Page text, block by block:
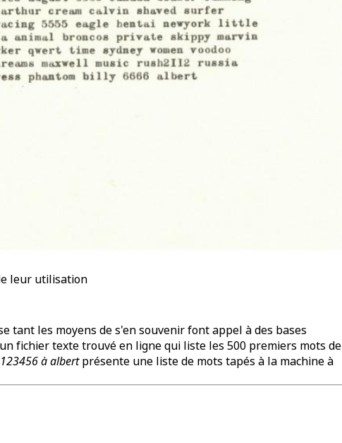
leur utilisation
tant les moyens de s'en souvenir font appel à des bases
fichier texte trouvé en ligne qui liste les 500 premiers mots de
à albertprésente une liste de mots tapés à la machine à